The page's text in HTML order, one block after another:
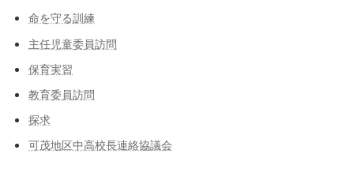
命を守る訓練
主任児童委員訪問
保育実習
教育委員訪問
探求
可茂地区中高校長連絡協議会